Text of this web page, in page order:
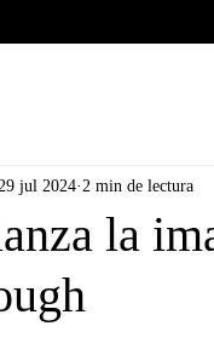
la
29 jul 2024 2 min de lectura